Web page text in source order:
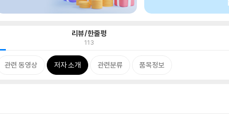
리뷰/한줄평
113
관련 동영상 저자 소개 관련분류 품목정보